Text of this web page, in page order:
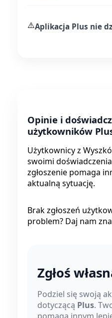
⚠️Aplikacja Plus nie
Opinie i
użytkowników
Użytkownicy z
swoimi
zgłoszenie pomaga
aktualną sytuację.
Brak zgłoszeń
problem? Daj nam
Zgłoś
Podziel się swoją
dotyczącą Plus.